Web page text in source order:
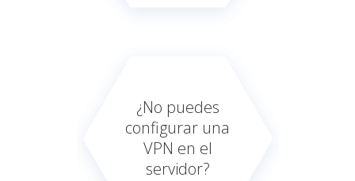
¿No puedes
configurar una
VPN en el
servidor?